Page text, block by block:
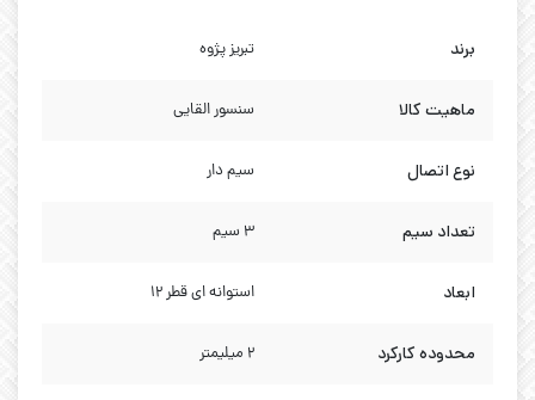
برند تبریز پژوه
ماهیت کالا سنسور القایی
نوع اتصال سیم دار
تعداد سیم 3 سیم
ابعاد استوانه ای قطر 12
محدوده کارکرد 2 میلیمتر